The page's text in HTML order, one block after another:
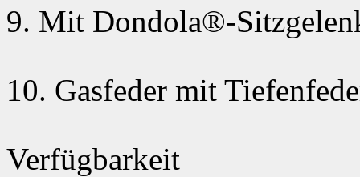
9. Mit Dondola®-
10. Gasfeder mit
Verfügbarkeit